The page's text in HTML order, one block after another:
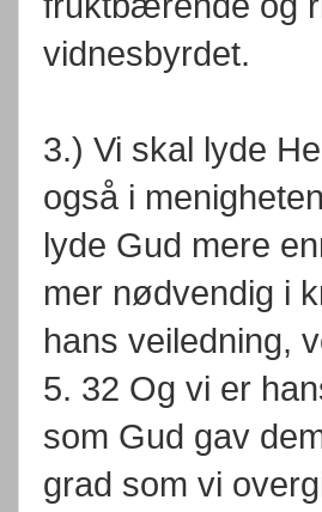
vidnesbyrdet.
3.) Vi skal lyde
også i
lyde Gud mere
mer nødvendig i
hans veiledning,
5. 32 Og vi er
som Gud gav
grad som vi